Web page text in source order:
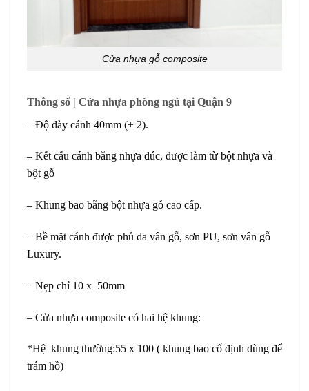
Cửa nhựa gỗ composite
Thông số | Cửa nhựa phòng ngủ tại Quận 9
– Độ dày cánh 40mm (± 2).
– Kết cấu cánh bằng nhựa đúc, được làm từ bột nhựa và
bột gỗ
– Khung bao bằng bột nhựa gỗ cao cấp.
– Bề mặt cánh được phủ da vân gỗ, sơn PU, sơn vân gỗ
Luxury.
– Nẹp chỉ 10 x 50mm
– Cửa nhựa composite có hai hệ khung:
*Hệ khung thường:55 x 100 ( khung bao cố định dùng để
trám hồ)